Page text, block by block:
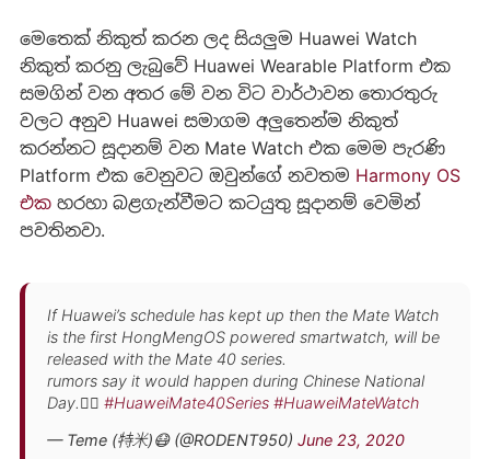
මෙතෙක් නිකුත් කරන ලද සියලුම Huawei Watch
නිකුත් කරනු ලැබුවේ Huawei Wearable Platform එක
සමගින් වන අතර මේ වන විට වාර්ථාවන තොරතුරු
වලට අනුව Huawei සමාගම අලුතෙන්ම නිකුත්
කරන්නට සූදානම් වන Mate Watch එක මෙම පැරණි
Platform එක වෙනුවට ඔවුන්ගේ නවතම Harmony OS
එකහරහා බළගැන්වීමට කටයුතු සූදානම් වෙමින්
පවතිනවා.
If Huawei’s schedule has kept up then the Mate Watch
is the first HongMengOS powered smartwatch, will be
released with the Mate 40 series.
rumors say it would happen during Chinese National
Day.🤷‍♂️ #HuaweiMate40Series #HuaweiMateWatch
— Teme (特米)😷 (@RODENT950) June 23, 2020